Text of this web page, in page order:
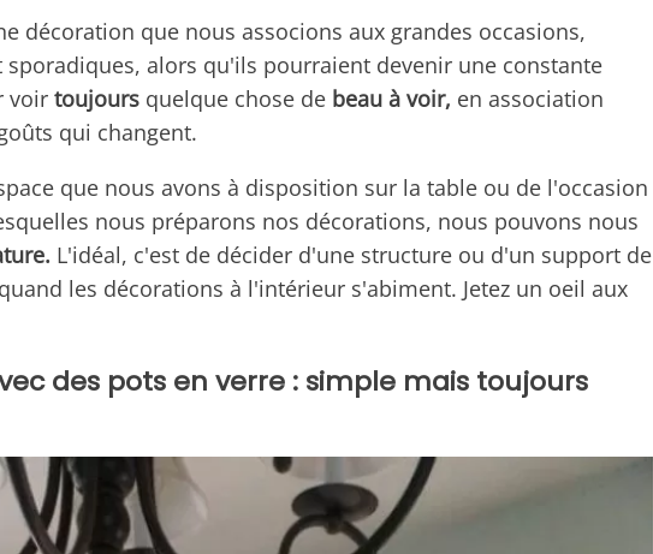
décoration que nous associons aux grandes occasions,
sporadiques, alors qu'ils pourraient devenir une constante
voir toujours quelque chose de beau à voir, en association
qui changent.
que nous avons à disposition sur la table ou de l'occasion
nous préparons nos décorations, nous pouvons nous
L'idéal, c'est de décider d'une structure ou d'un support de
les décorations à l'intérieur s'abiment. Jetez un oeil aux
des pots en verre : simple mais toujours